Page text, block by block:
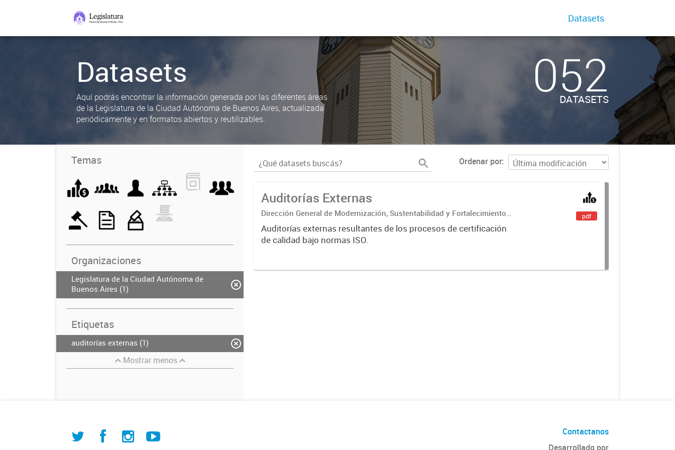
Datasets
Datasets
Aquí podrás encontrar la información generada por las diferentes áreas
de la Legislatura de la Ciudad Autónoma de Buenos Aires, actualizada
periódicamente y en formatos abiertos y reutilizables.
052
DATASETS
Temas
Organizaciones
Legislatura de la Ciudad Autónoma de
Buenos Aires (1)
Etiquetas
auditorías externas (1)
Mostrar menos
Ordenar por
Auditorías Externas
Dirección General de Modernización, Sustentabilidad y Fortalecimiento
Institucional
Auditorías externas resultantes de los procesos de certificación
de calidad bajo normas ISO.
pdf
Contactanos
Desarrollado por